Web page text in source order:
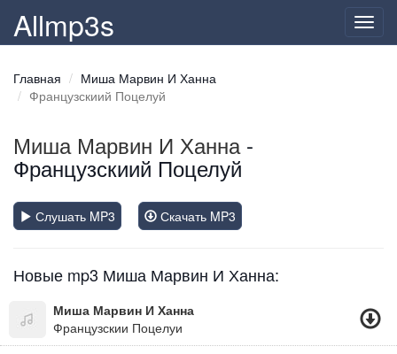
Allmp3s
Главная
Миша Марвин И Ханна
Французскиий Поцелуй
Миша Марвин И Ханна-
Французскиий Поцелуй
Слушать MP3 Скачать MP3
Новые mp3 Миша Марвин И Ханна:
Миша Марвин И Ханна
Французскии Поцелуи